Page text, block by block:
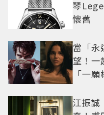
琴
懷舊
當「永
望！一
「一
江振